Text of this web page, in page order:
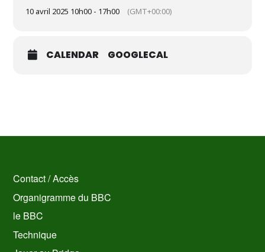
10 avril 2025 10h00 - 17h00 (GMT+00:00)
CALENDAR GOOGLECAL
Contact / Accès
Organigramme du BBC
le BBC
Technique